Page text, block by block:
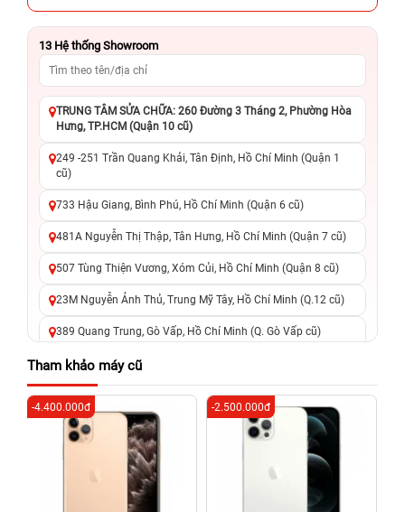
13 Hệ thống Showroom
TRUNG TÂM SỬA CHỮA: 260 Đường 3 Tháng 2, Phường Hòa
Hưng, TP.HCM (Quận 10 cũ)
249 -251 Trần Quang Khải, Tân Định, Hồ Chí Minh (Quận 1
cũ)
733 Hậu Giang, Bình Phú, Hồ Chí Minh (Quận 6 cũ)
481A Nguyễn Thị Thập, Tân Hưng, Hồ Chí Minh (Quận 7 cũ)
507 Tùng Thiện Vương, Xóm Củi, Hồ Chí Minh (Quận 8 cũ)
23M Nguyễn Ảnh Thủ, Trung Mỹ Tây, Hồ Chí Minh (Q.12 cũ)
389 Quang Trung, Gò Vấp, Hồ Chí Minh (Q. Gò Vấp cũ)
625 - 625A Âu Cơ, Tân Phú, Hồ Chí Minh (Quận Tân Phú cũ)
326 Lê Văn Việt, Tăng Nhơn Phú, Hồ Chí Minh (Q.9 TP. Thủ
Đức cũ)
256 Võ Văn Ngân, Thủ Đức, Hồ Chí Minh (Bình Thọ, TP. Thủ
70 Nguyễn An Ninh, Dĩ An, Hồ Chí Minh (Bình Dương Cũ)
Tham khảo máy cũ
-4.400.000đ -2.500.000đ